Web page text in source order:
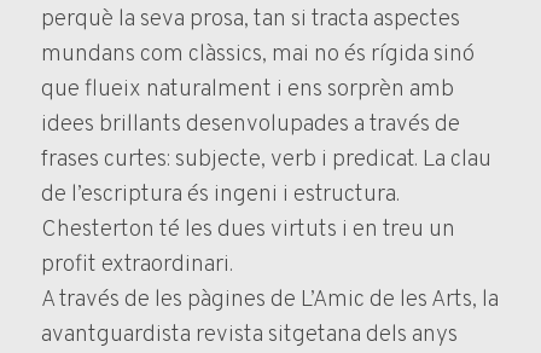
perquè la seva prosa, tan si tracta aspectes
mundans com clàssics, mai no és rígida sinó
que flueix naturalment i ens sorprèn amb
idees brillants desenvolupades a través de
frases curtes: subjecte, verb i predicat. La clau
de l’escriptura és ingeni i estructura.
Chesterton té les dues virtuts i en treu un
profit extraordinari.
A través de les pàgines de L’Amic de les Arts, la
avantguardista revista sitgetana dels anys